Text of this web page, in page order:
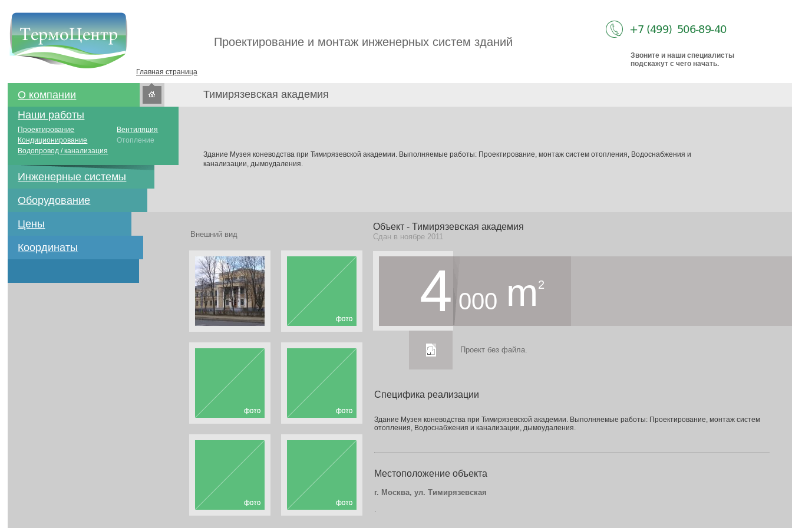
Главная страница
Проектирование и монтаж инженерных систем зданий
Звоните и наши специалисты
подскажут с чего начать.
О компании
Наши работы
Проектирование
Кондиционирование
Водопровод / канализация
Вентиляция
Отопление
Инженерные системы
Оборудование
Цены
Координаты
Тимирязевская академия
Здание Музея коневодства при Тимирязевской академии. Выполняемые работы: Проектирование, монтаж систем отопления, Водоснабжения и
канализации, дымоудаления.
Внешний вид
Объект - Тимирязевская академия
Сдан в ноябре 2011
4 000 m 2
Проект без файла.
Специфика реализации
Здание Музея коневодства при Тимирязевской академии. Выполняемые работы: Проектирование, монтаж систем
отопления, Водоснабжения и канализации, дымоудаления.
Местоположение объекта
г. Москва, ул. Тимирязевская
.